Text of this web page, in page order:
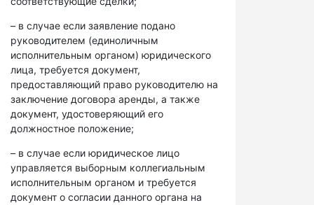
– в случае если заявление подано
руководителем (единоличным
исполнительным органом) юридического
лица, требуется документ,
предоставляющий право руководителю на
заключение договора аренды, а также
документ, удостоверяющий его
должностное положение;
– в случае если юридическое лицо
управляется выборным коллегиальным
исполнительным органом и требуется
документ о согласии данного органа на